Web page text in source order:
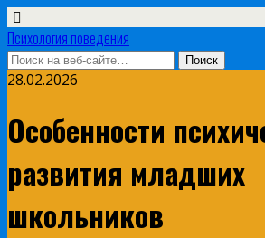
Психология поведения
28.02.2026
Особенности
развития младших
школьников